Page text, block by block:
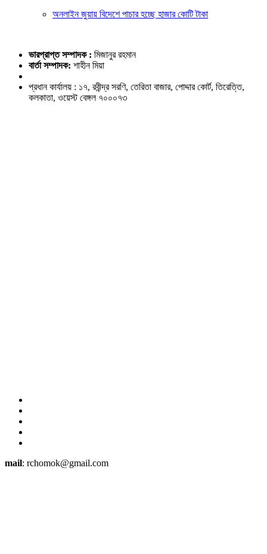
অনলাইন জুয়ায় বিদেশে পাচার হচ্ছে হাজার কোটি টাকা
ভারপ্রাপ্ত সম্পাদক : মিজানুর রহমান
বার্তা সম্পাদক: শাহীন মিয়া
প্রধান কার্যালয় : ১৭, রবীন্দ্র সরণি, তেরিতা বাজার, পোদ্দার কোর্ট, তিরেত্তি,
কলকাতা, ওয়েস্ট বেঙ্গল ৭০০০৭৩
mail: rchomok@gmail.com